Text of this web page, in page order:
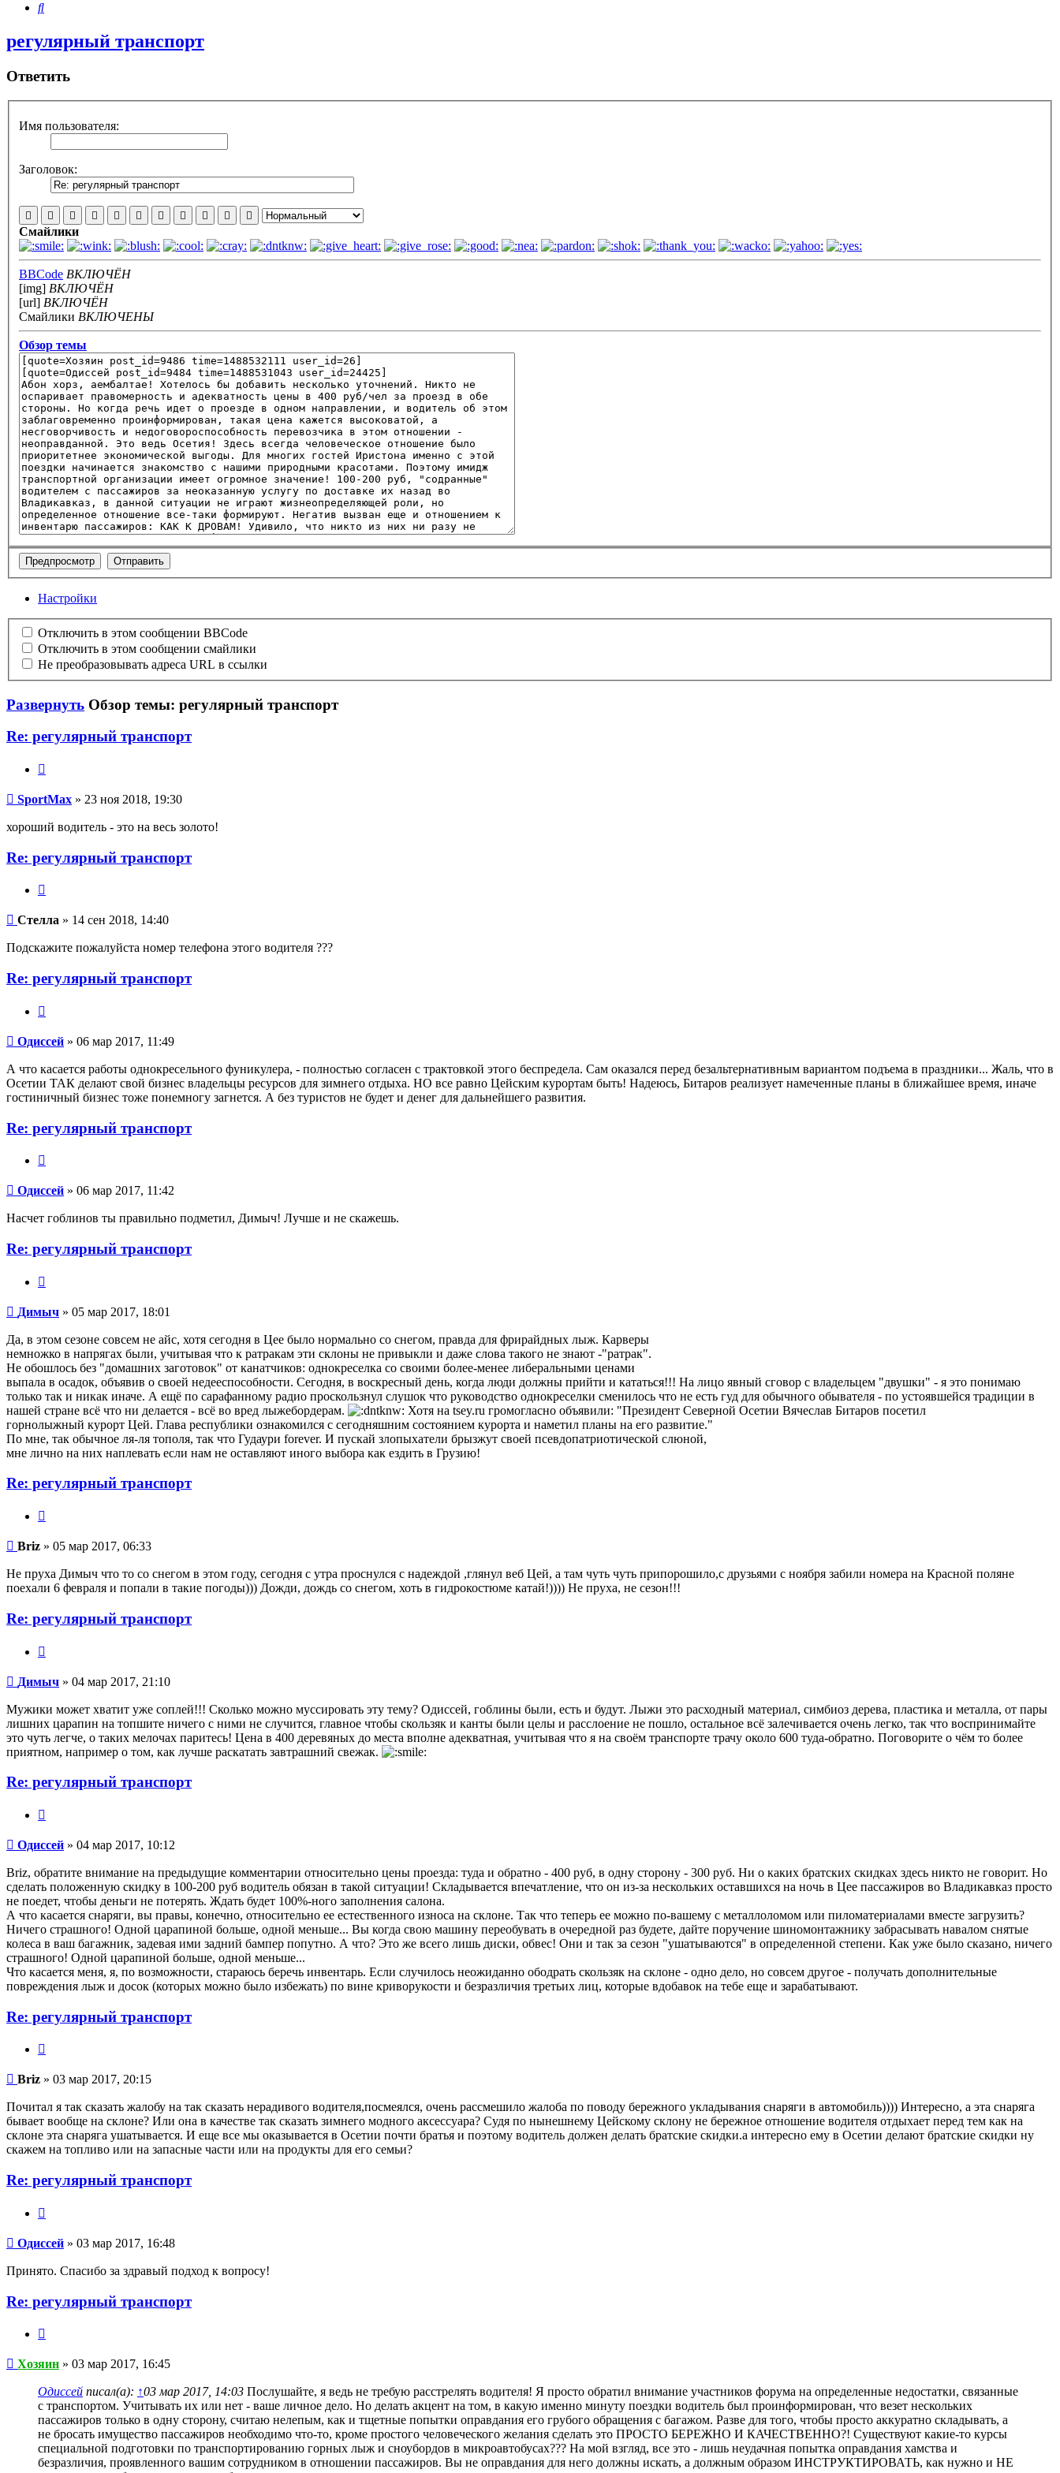
Поиск
регулярный транспорт
Ответить
Имя пользователя:
Заголовок:
Смайлики
BBCode ВКЛЮЧЁН
[img] ВКЛЮЧЁН
[url] ВКЛЮЧЁН
Смайлики ВКЛЮЧЕНЫ
Обзор темы
Настройки
Отключить в этом сообщении BBCode
Отключить в этом сообщении смайлики
Не преобразовывать адреса URL в ссылки
Развернуть Обзор темы: регулярный транспорт
Re: регулярный транспорт
SportMax » 23 ноя 2018, 19:30
хороший водитель - это на весь золото!
Re: регулярный транспорт
Стелла » 14 сен 2018, 14:40
Подскажите пожалуйста номер телефона этого водителя ???
Re: регулярный транспорт
Одиссей » 06 мар 2017, 11:49
А что касается работы однокресельного фуникулера, - полностью согласен с трактовкой этого беспредела. Сам оказался перед безальтернативным вариантом подъема в праздники... Жаль, что в
Осетии ТАК делают свой бизнес владельцы ресурсов для зимнего отдыха. НО все равно Цейским курортам быть! Надеюсь, Битаров реализует намеченные планы в ближайшее время, иначе
гостиничный бизнес тоже понемногу загнется. А без туристов не будет и денег для дальнейшего развития.
Re: регулярный транспорт
Одиссей » 06 мар 2017, 11:42
Насчет гоблинов ты правильно подметил, Димыч! Лучше и не скажешь.
Re: регулярный транспорт
Димыч » 05 мар 2017, 18:01
Да, в этом сезоне совсем не айс, хотя сегодня в Цее было нормально со снегом, правда для фрирайдных лыж. Карверы
немножко в напрягах были, учитывая что к ратракам эти склоны не привыкли и даже слова такого не знают -"ратрак".
Не обошлось без "домашних заготовок" от канатчиков: однокреселка со своими более-менее либеральными ценами
выпала в осадок, объявив о своей недееспособности. Сегодня, в воскресный день, когда люди должны прийти и кататься!!! На лицо явный сговор с владельцем "двушки" - я это понимаю
только так и никак иначе. А ещё по сарафанному радио проскользнул слушок что руководство однокреселки сменилось что не есть гуд для обычного обывателя - по устоявшейся традиции в
нашей стране всё что ни делается - всё во вред лыжебордерам.
Хотя на tsey.ru громогласно объявили: "Президент Северной Осетии Вячеслав Битаров посетил
горнолыжный курорт Цей. Глава республики ознакомился с сегодняшним состоянием курорта и наметил планы на его развитие."
По мне, так обычное ля-ля тополя, так что Гудаури forever. И пускай злопыхатели брызжут своей псевдопатриотической слюной,
мне лично на них наплевать если нам не оставляют иного выбора как ездить в Грузию!
Re: регулярный транспорт
Briz » 05 мар 2017, 06:33
Не пруха Димыч что то со снегом в этом году, сегодня с утра проснулся с надеждой ,глянул веб Цей, а там чуть чуть припорошило,с друзьями с ноября забили номера на Красной поляне
поехали 6 февраля и попали в такие погоды))) Дожди, дождь со снегом, хоть в гидрокостюме катай!)))) Не пруха, не сезон!!!
Re: регулярный транспорт
Димыч » 04 мар 2017, 21:10
Мужики может хватит уже соплей!!! Сколько можно муссировать эту тему? Одиссей, гоблины были, есть и будут. Лыжи это расходный материал, симбиоз дерева, пластика и металла, от пары
лишних царапин на топшите ничего с ними не случится, главное чтобы скользяк и канты были целы и расслоение не пошло, остальное всё залечивается очень легко, так что воспринимайте
это чуть легче, о таких мелочах паритесь! Цена в 400 деревяных до места вполне адекватная, учитывая что я на своём транспорте трачу около 600 туда-обратно. Поговорите о чём то более
приятном, например о том, как лучше раскатать завтрашний свежак.
Re: регулярный транспорт
Одиссей » 04 мар 2017, 10:12
Briz, обратите внимание на предыдущие комментарии относительно цены проезда: туда и обратно - 400 руб, в одну сторону - 300 руб. Ни о каких братских скидках здесь никто не говорит. Но
сделать положенную скидку в 100-200 руб водитель обязан в такой ситуации! Складывается впечатление, что он из-за нескольких оставшихся на ночь в Цее пассажиров во Владикавказ просто
не поедет, чтобы деньги не потерять. Ждать будет 100%-ного заполнения салона.
А что касается снаряги, вы правы, конечно, относительно ее естественного износа на склоне. Так что теперь ее можно по-вашему с металлоломом или пиломатериалами вместе загрузить?
Ничего страшного! Одной царапиной больше, одной меньше... Вы когда свою машину переобувать в очередной раз будете, дайте поручение шиномонтажнику забрасывать навалом снятые
колеса в ваш багажник, задевая ими задний бампер попутно. А что? Это же всего лишь диски, обвес! Они и так за сезон "ушатываются" в определенной степени. Как уже было сказано, ничего
страшного! Одной царапиной больше, одной меньше...
Что касается меня, я, по возможности, стараюсь беречь инвентарь. Если случилось неожиданно ободрать скользяк на склоне - одно дело, но совсем другое - получать дополнительные
повреждения лыж и досок (которых можно было избежать) по вине криворукости и безразличия третьих лиц, которые вдобавок на тебе еще и зарабатывают.
Re: регулярный транспорт
Briz » 03 мар 2017, 20:15
Почитал я так сказать жалобу на так сказать нерадивого водителя,посмеялся, очень рассмешило жалоба по поводу бережного укладывания снаряги в автомобиль)))) Интересно, а эта снаряга
бывает вообще на склоне? Или она в качестве так сказать зимнего модного аксессуара? Судя по нынешнему Цейскому склону не бережное отношение водителя отдыхает перед тем как на
склоне эта снаряга ушатывается. И еще все мы оказывается в Осетии почти братья и поэтому водитель должен делать братские скидки.а интересно ему в Осетии делают братские скидки ну
скажем на топливо или на запасные части или на продукты для его семьи?
Re: регулярный транспорт
Одиссей » 03 мар 2017, 16:48
Принято. Спасибо за здравый подход к вопросу!
Re: регулярный транспорт
Хозяин » 03 мар 2017, 16:45
Одиссей писал(а): ↑03 мар 2017, 14:03 Послушайте, я ведь не требую расстрелять водителя! Я просто обратил внимание участников форума на определенные недостатки, связанные
с транспортом. Учитывать их или нет - ваше личное дело. Но делать акцент на том, в какую именно минуту поездки водитель был проинформирован, что везет нескольких
пассажиров только в одну сторону, считаю нелепым, как и тщетные попытки оправдания его грубого обращения с багажом. Разве для того, чтобы просто аккуратно складывать, а
не бросать имущество пассажиров необходимо что-то, кроме простого человеческого желания сделать это ПРОСТО БЕРЕЖНО И КАЧЕСТВЕННО?! Существуют какие-то курсы
специальной подготовки по транспортированию горных лыж и сноубордов в микроавтобусах??? На мой взгляд, все это - лишь неудачная попытка оправдания хамства и
безразличия, проявленного вашим сотрудником в отношении пассажиров. Вы не оправдания для него должны искать, а должным образом ИНСТРУКТИРОВАТЬ, как нужно и НЕ